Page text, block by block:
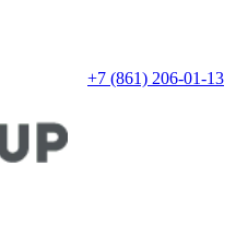
+7 (861) 206-01-13